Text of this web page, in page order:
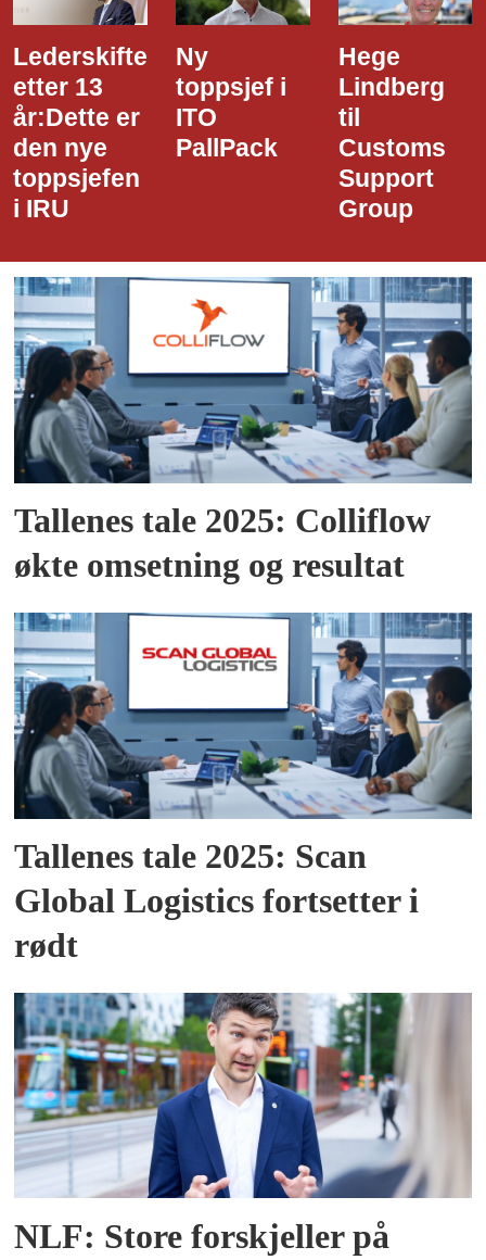
Lederskifte
etter 13
år:Dette er
den nye
toppsjefen
i IRU
Ny
toppsjef i
ITO
PallPack
Hege
Lindberg
til
Customs
Support
Group
Tallenes tale 2025: Colliflow
økte omsetning og resultat
Tallenes tale 2025: Scan
Global Logistics fortsetter i
rødt
NLF: Store forskjeller på